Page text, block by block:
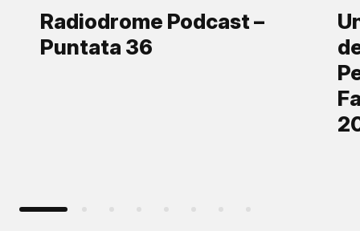
Radiodrome Podcast –
Puntata 36